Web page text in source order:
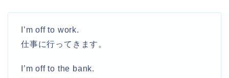
I’m off to work.
仕事に行ってきます。
I’m off to the bank.